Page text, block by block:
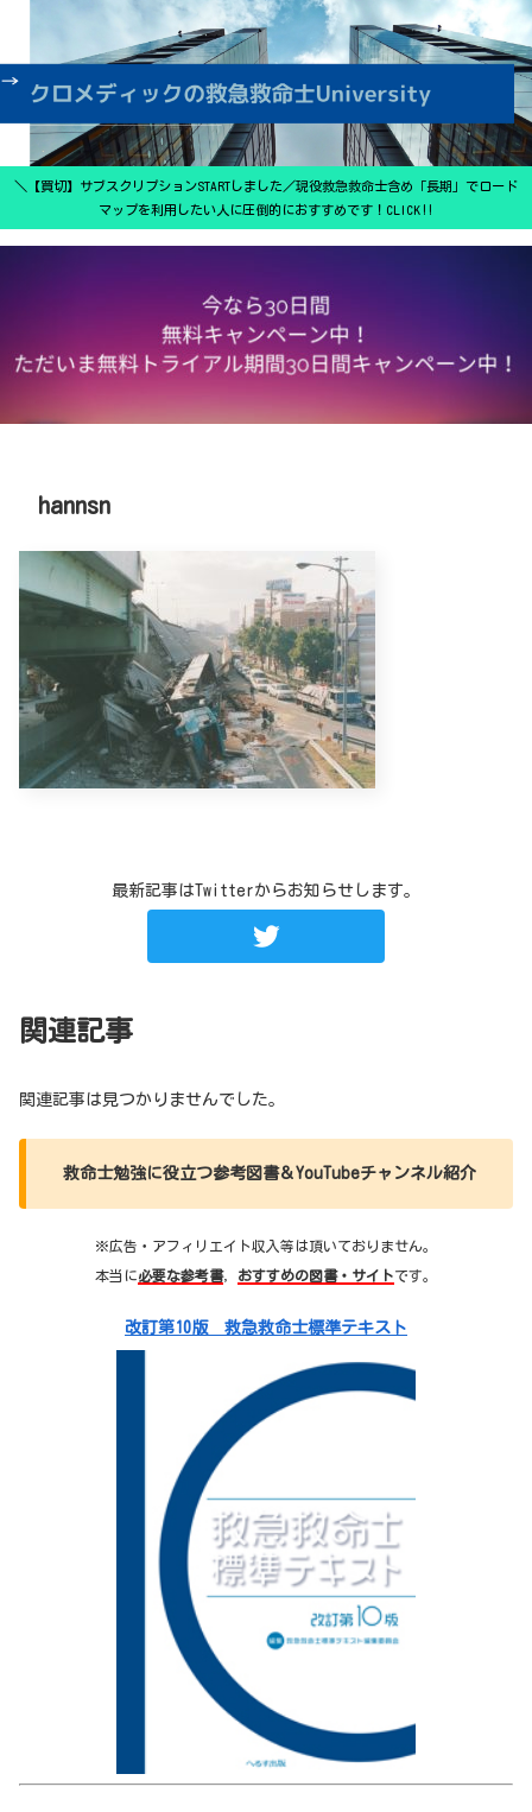
＼【買切】サブスクリプションSTARTしました／現役救急救命士含め「長期」でロード
マップを利用したい人に圧倒的におすすめです！CLICK‼
hannsn
最新記事はTwitterからお知らせします。
関連記事
関連記事は見つかりませんでした。
救命士勉強に役立つ参考図書＆YouTubeチャンネル紹介
※広告・アフィリエイト収入等は頂いておりません。
本当に必要な参考書， おすすめの図書・サイトです。
改訂第10版 救急救命士標準テキスト